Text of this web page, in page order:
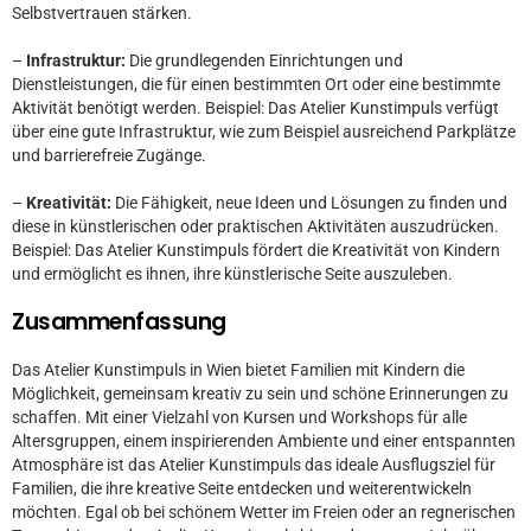
Selbstvertrauen stärken.
– Infrastruktur: Die grundlegenden Einrichtungen und
Dienstleistungen, die für einen bestimmten Ort oder eine bestimmte
Aktivität benötigt werden. Beispiel: Das Atelier Kunstimpuls verfügt
über eine gute Infrastruktur, wie zum Beispiel ausreichend Parkplätze
und barrierefreie Zugänge.
– Kreativität: Die Fähigkeit, neue Ideen und Lösungen zu finden und
diese in künstlerischen oder praktischen Aktivitäten auszudrücken.
Beispiel: Das Atelier Kunstimpuls fördert die Kreativität von Kindern
und ermöglicht es ihnen, ihre künstlerische Seite auszuleben.
Zusammenfassung
Das Atelier Kunstimpuls in Wien bietet Familien mit Kindern die
Möglichkeit, gemeinsam kreativ zu sein und schöne Erinnerungen zu
schaffen. Mit einer Vielzahl von Kursen und Workshops für alle
Altersgruppen, einem inspirierenden Ambiente und einer entspannten
Atmosphäre ist das Atelier Kunstimpuls das ideale Ausflugsziel für
Familien, die ihre kreative Seite entdecken und weiterentwickeln
möchten. Egal ob bei schönem Wetter im Freien oder an regnerischen